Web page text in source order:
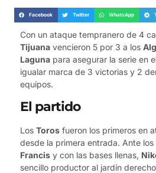
Facebook Twitter WhatsApp
Con un ataque tempranero de 4
Tijuana vencieron 5 por 3 a los
Laguna para asegurar la serie en
igualar marca de 3 victorias y 2
equipos.
El partido
Los Toros fueron los primeros en
desde la primera entrada. Ante los
Francis y con las bases llenas,
sencillo productor al jardín